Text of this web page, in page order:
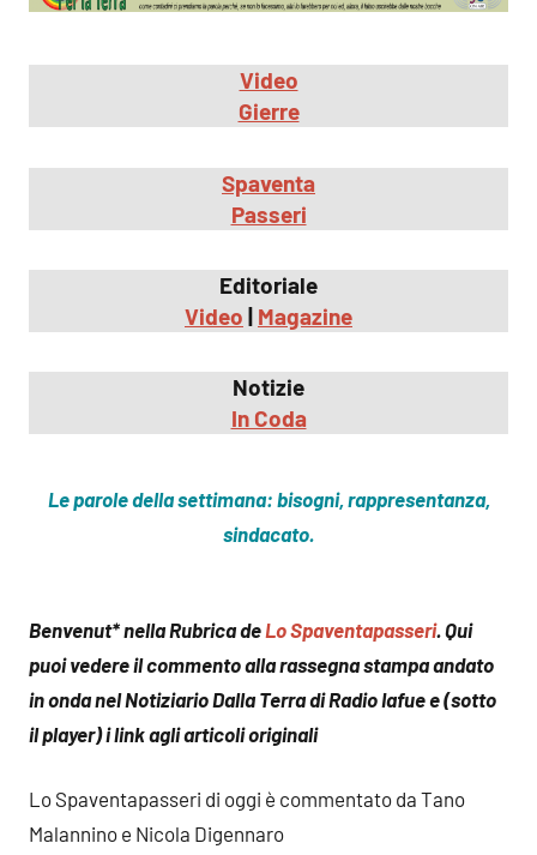
Video
Gierre
Spaventa
Passeri
Editoriale
Video | Magazine
Notizie
In Coda
Le parole della settimana: bisogni, rappresentanza,
sindacato.
Benvenut* nella Rubrica de Lo Spaventapasseri. Qui
puoi vedere il commento alla rassegna stampa andato
in onda nel Notiziario Dalla Terra di Radio Iafue e (sotto
il player) i link agli articoli originali
Lo Spaventapasseri di oggi è commentato da Tano
Malannino e Nicola Digennaro